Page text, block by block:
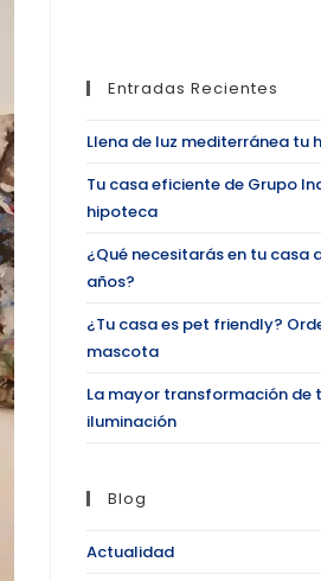
Entradas Recientes
Llena de luz mediterránea tu
Tu casa eficiente de Grupo
hipoteca
¿Qué necesitarás en tu casa
años?
¿Tu casa es pet friendly?
mascota
La mayor transformación de
iluminación
Blog
Actualidad